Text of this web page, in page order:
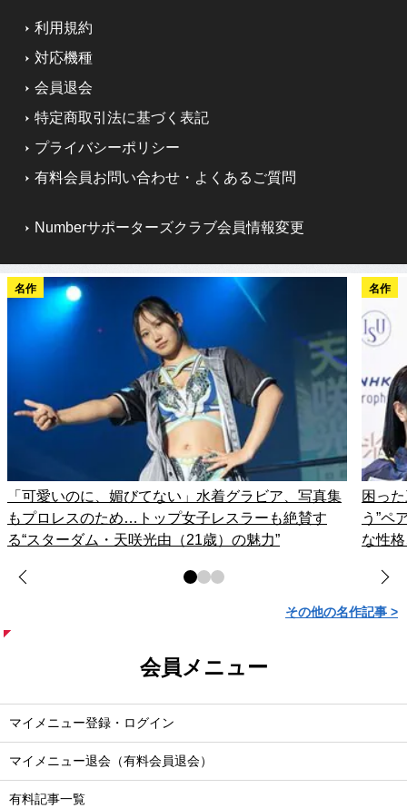
利用規約
対応機種
会員退会
特定商取引法に基づく表記
プライバシーポリシー
有料会員お問い合わせ・よくあるご質問
Numberサポーターズクラブ会員情報変更
名作
「可愛いのに、媚びてない」水着グラビア、写真集
もプロレスのため…トップ女子レスラーも絶賛す
る“スターダム・天咲光由（21歳）の魅力”
名作
困っ
う”ペ
な性
その他の名作記事 >
会員メニュー
マイメニュー登録・ログイン
マイメニュー退会（有料会員退会）
有料記事一覧